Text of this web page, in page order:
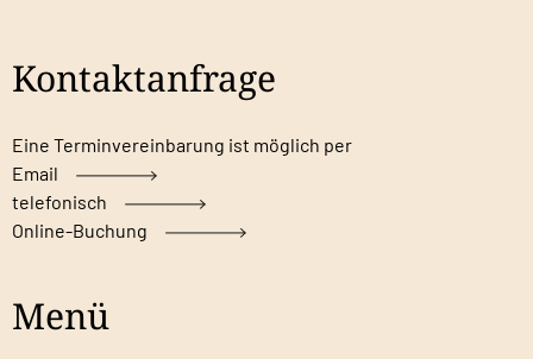
Kontaktanfrage
Eine Terminvereinbarung ist möglich per
Email
telefonisch
Online-Buchung
Menü